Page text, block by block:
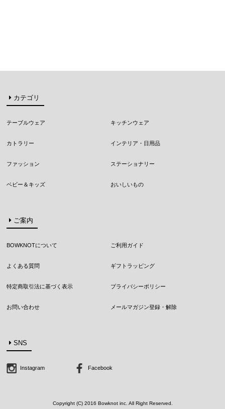
カテゴリ
テーブルウェア キッチンウェア
カトラリー インテリア・日用品
ファッション ステーショナリー
ベビー＆キッズ おいしいもの
ご案内
BOWKNOTについて ご利用ガイド
よくある質問 ギフトラッピング
特定商取引法に基づく表示 プライバシーポリシー
お問い合わせ メールマガジン登録・解除
SNS
Instagram Facebook
Copyright (C) 2016 Bowknot inc. All Right Reserved.